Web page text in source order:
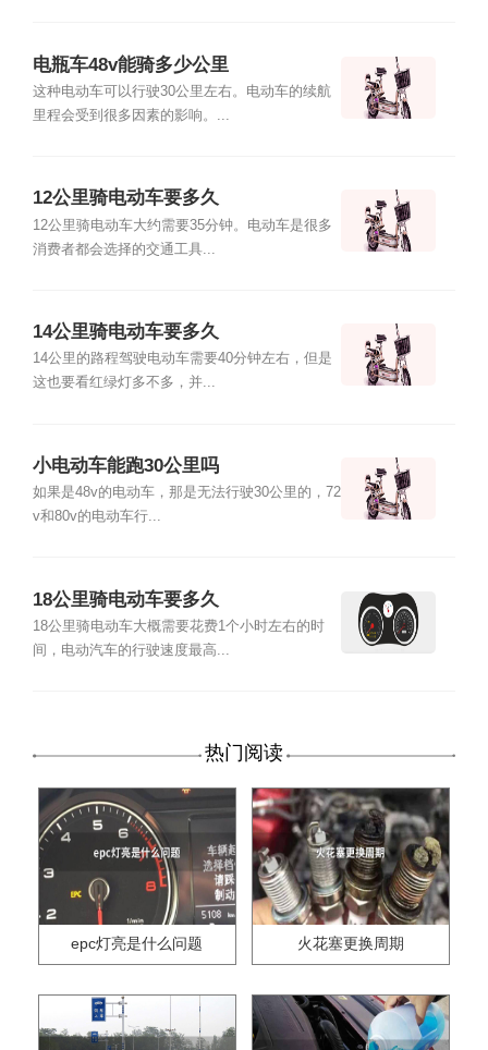
电瓶车48v能骑多少公里
这种电动车可以行驶30公里左右。电动车的续航
里程会受到很多因素的影响。...
12公里骑电动车要多久
12公里骑电动车大约需要35分钟。电动车是很多
消费者都会选择的交通工具...
14公里骑电动车要多久
14公里的路程驾驶电动车需要40分钟左右，但是
这也要看红绿灯多不多，并...
小电动车能跑30公里吗
如果是48v的电动车，那是无法行驶30公里的，72
v和80v的电动车行...
18公里骑电动车要多久
18公里骑电动车大概需要花费1个小时左右的时
间，电动汽车的行驶速度最高...
热门阅读
epc灯亮是什么问题 火花塞更换周期